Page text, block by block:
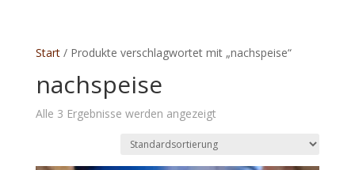
Start/ Produkte verschlagwortet mit „nachspeise“
nachspeise
Alle 3 Ergebnisse werden angezeigt